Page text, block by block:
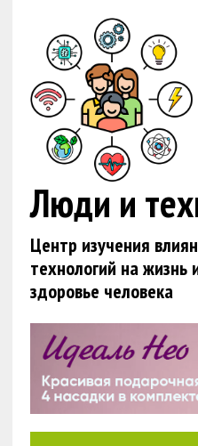
Люди и
Центр изучения
технологий на жизнь
здоровье человека